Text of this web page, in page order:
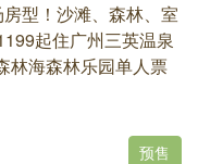
型！沙滩、森林、室
起住广州三英温泉
林海森林乐园单人票
预售